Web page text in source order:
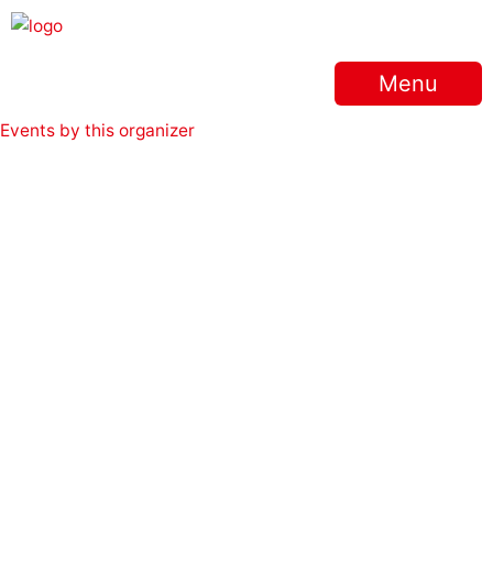
Gå
Menu
Events by this organizer